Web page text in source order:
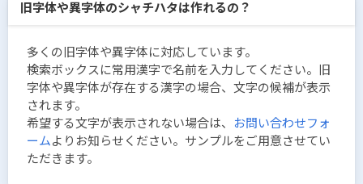
旧字体や異字体のシャチハタは作れるの？
多くの旧字体や異字体に対応しています。
検索ボックスに常用漢字で名前を入力してください。旧
字体や異字体が存在する漢字の場合、文字の候補が表示
されます。
希望する文字が表示されない場合は、 お問い合わせフォ
ームよりお知らせください。サンプルをご用意させてい
ただきます。